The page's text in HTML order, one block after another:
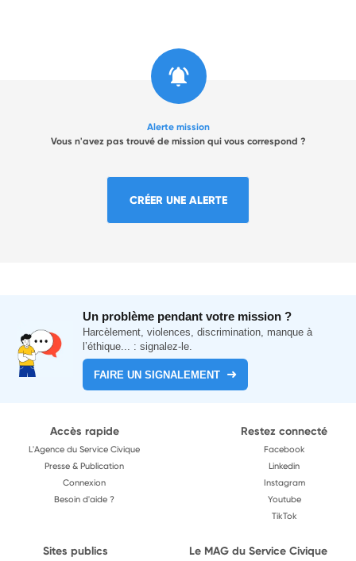
Alerte mission
Vous n'avez pas trouvé de mission qui vous correspond ?
CRÉER UNE ALERTE
Un problème pendant votre mission ?
Harcèlement, violences, discrimination, manque à
l’éthique... : signalez-le.
FAIRE UN SIGNALEMENT
Accès rapide
L'Agence du Service Civique
Presse & Publication
Connexion
Besoin d'aide ?
Restez connecté
Facebook
Linkedin
Instagram
Youtube
TikTok
Sites publics Le MAG du Service Civique